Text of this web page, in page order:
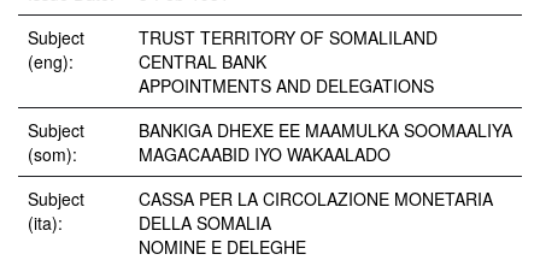
Subject
(eng):
TRUST TERRITORY OF SOMALILAND
CENTRAL BANK
APPOINTMENTS AND DELEGATIONS
Subject
(som):
BANKIGA DHEXE EE MAAMULKA SOOMAALIYA
MAGACAABID IYO WAKAALADO
Subject
(ita):
CASSA PER LA CIRCOLAZIONE MONETARIA
DELLA SOMALIA
NOMINE E DELEGHE